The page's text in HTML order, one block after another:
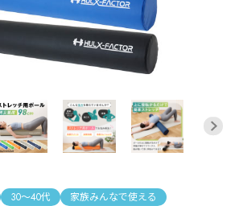
30〜40代
家族みんなで使える